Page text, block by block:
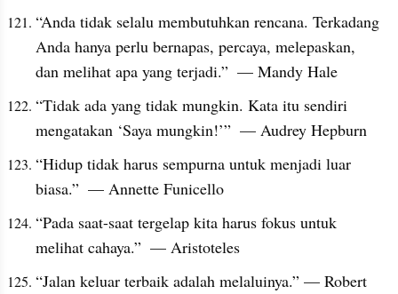
“Anda tidak selalu membutuhkan rencana. Terkadang
Anda hanya perlu bernapas, percaya, melepaskan,
dan melihat apa yang terjadi.”  — Mandy Hale
“Tidak ada yang tidak mungkin. Kata itu sendiri
mengatakan ‘Saya mungkin!’”  — Audrey Hepburn
“Hidup tidak harus sempurna untuk menjadi luar
biasa.”  — Annette Funicello
“Pada saat-saat tergelap kita harus fokus untuk
melihat cahaya.”  — Aristoteles
“Jalan keluar terbaik adalah melaluinya.” — Robert